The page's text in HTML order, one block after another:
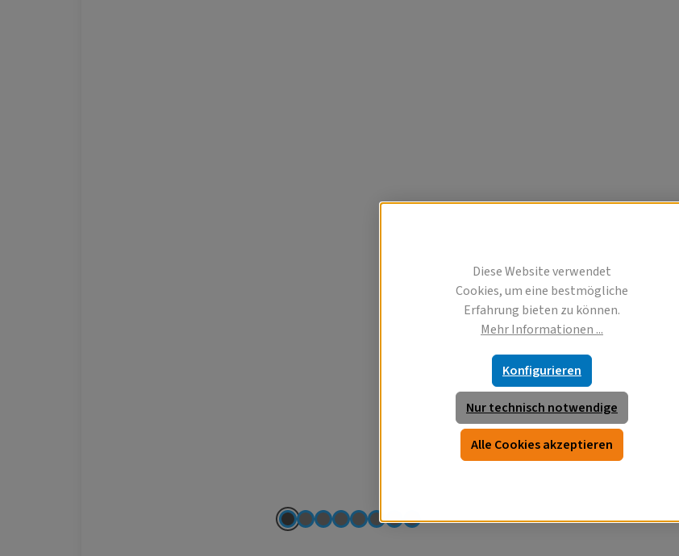
Diese Website verwendet
Cookies, um eine bestmögliche
Erfahrung bieten zu können.
Mehr Informationen ...
Nur technisch notwendige
Konfigurieren
Alle Cookies akzeptieren